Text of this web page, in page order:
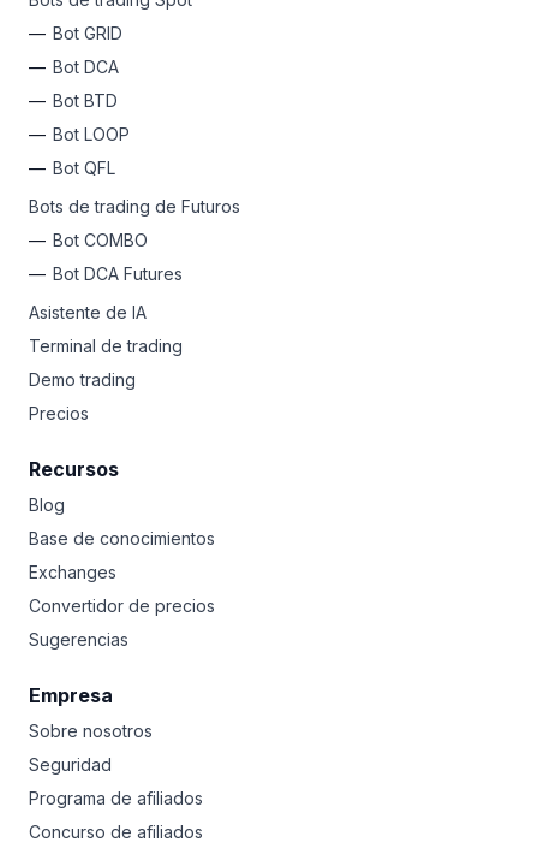
Bot GRID
Bot DCA
Bot BTD
Bot LOOP
Bot QFL
Bots de trading de Futuros
Bot COMBO
Bot DCA Futures
Asistente de IA
Terminal de trading
Demo trading
Precios
Recursos
Blog
Base de conocimientos
Exchanges
Convertidor de precios
Sugerencias
Empresa
Sobre nosotros
Seguridad
Programa de afiliados
Concurso de afiliados